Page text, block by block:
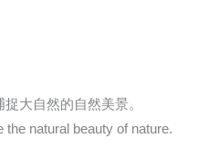
大自然的自然美景。
the natural beauty of nature.